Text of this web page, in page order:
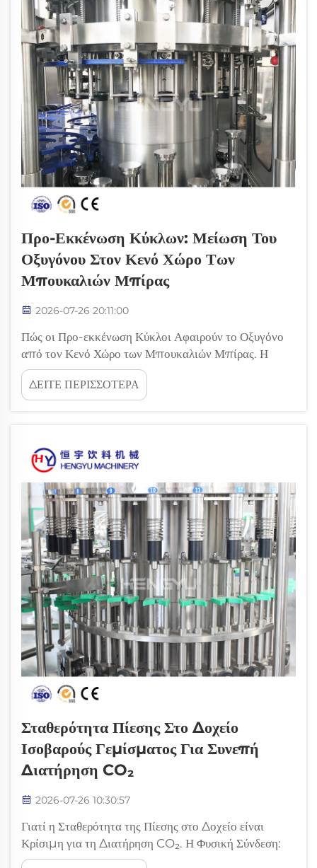
Προ-Εκκένωση Κύκλων: Μείωση Του
Οξυγόνου Στον Κενό Χώρο Των
Μπουκαλιών Μπίρας
2026-07-26 20:11:00
Πώς οι Προ-εκκένωση Κύκλοι Αφαιρούν το Οξυγόνο
από τον Κενό Χώρο των Μπουκαλιών Μπίρας. Η
προ-εκκένωση είναι μία βασική αρχή σύγχρονων
γραμμών μπουκαλιώματος που σχεδιάστηκαν για να
αντιμετωπίσουν την οξείδωση. Με την εκκένωση του
οξυγόνο που πακετάρεται (...)
ΔΕΙΤΕ ΠΕΡΙΣΣΟΤΕΡΑ
Σταθερότητα Πίεσης Στο Δοχείο
Ισοβαρούς Γεμίσματος Για Συνεπή
Διατήρηση CO₂
2026-07-26 10:30:57
Γιατί η Σταθερότητα της Πίεσης στο Δοχείο είναι
Κρίσιμη για τη Διατήρηση CO₂. Η Φυσική Σύνδεση:
Πώς οι Παροδικές Μεταβολές Πίεσης Διαταράσσουν